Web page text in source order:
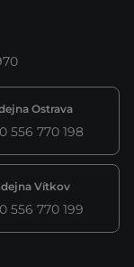
Ostrava
556 770 198
Vítkov
556 770 199